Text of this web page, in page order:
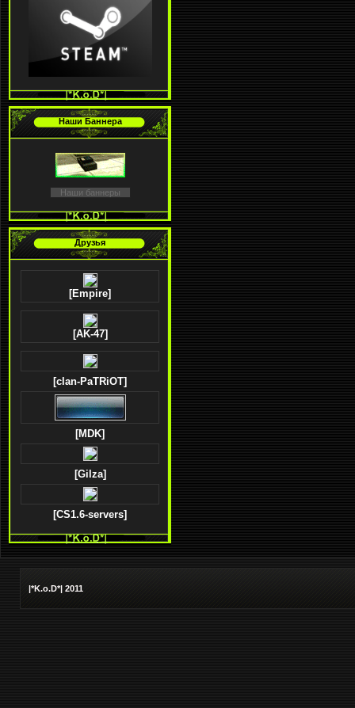
Наши Баннера
Наши баннеры
Друзья
[Empire]
[AK-47]
[clan-PaTRiOT]
[MDK]
[Gilza]
[CS1.6-servers]
|*K.o.D*| 2011